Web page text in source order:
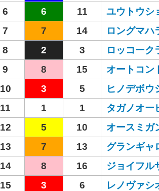
6
6 11 ユウトウシ
7
7 14 ロングマハ
8
2 3 ロッコーク
9
8 15 オートコン
10
3 5 ヒノデボウ
11
1 1 タガノオー
12
5 10 オースミガ
13
7 13 グランギャ
14
8 16 ジョイフル
15
3 6 レノヴァシ